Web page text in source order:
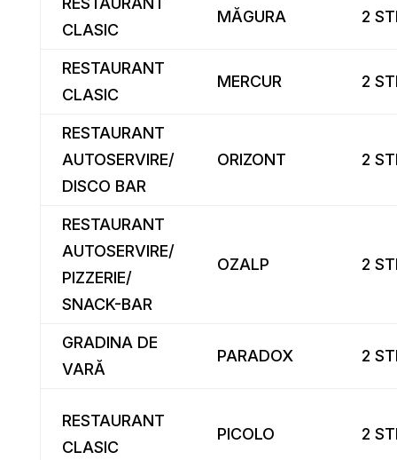
CLASIC
MĂGURA 2
RESTAURANT
CLASIC
MERCUR 2
RESTAURANT
AUTOSERVIRE/
DISCO BAR
ORIZONT 2
RESTAURANT
AUTOSERVIRE/
PIZZERIE/
SNACK-BAR
OZALP 2
GRADINA DE
VARĂ
PARADOX 2
RESTAURANT
CLASIC
PICOLO 2